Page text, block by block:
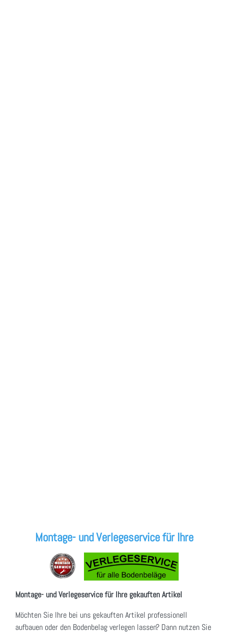
Montage- und Verlegeservice für Ihre
Montage- und Verlegeservice für Ihre gekauften Artikel
Möchten Sie Ihre bei uns gekauften Artikel professionell
aufbauen oder den Bodenbelag verlegen lassen? Dann nutzen Sie